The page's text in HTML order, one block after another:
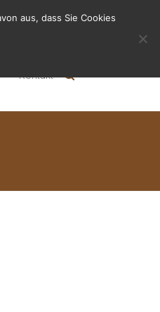
Kontakt
aus, dass Sie Cookies